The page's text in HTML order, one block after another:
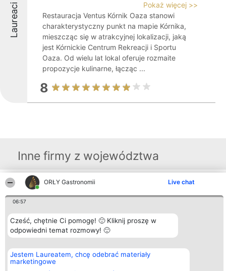
ORŁY Gastronomii Live chat
06:57
Cześć, chętnie Ci pomogę! 🙂 Kliknij proszę w
odpowiedni temat rozmowy! 🙂
Jestem Laureatem, chcę odebrać materiały
marketingowe
Laureaci
Pokaż więcej >>
Restauracja Ventus Kórnik Oaza stanowi
charakterystyczny punkt na mapie Kórnika,
mieszcząc się w atrakcyjnej lokalizacji, jaką
jest Kórnickie Centrum Rekreacji i Sportu
Oaza. Od wielu lat lokal oferuje rozmaite
propozycje kulinarne, łącząc ...
8
Inne firmy z województwa
Organizator plebiscytu
Bright Side Solutions sp. z o.
o. sp. k.
Wrocław 50-079
KRS 0000749100 | Regon
381313360 | NIP 8943132676
Laureaci
Laureatów
Zasady
Regulamin
Prywatności
Kontakt